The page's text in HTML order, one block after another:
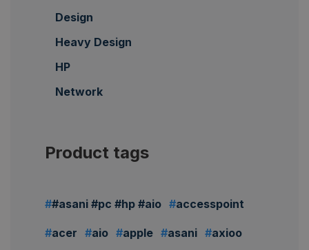
Design
Heavy Design
HP
Network
Product tags
#asani #pc #hp #aio accesspoint
acer aio apple asani axioo